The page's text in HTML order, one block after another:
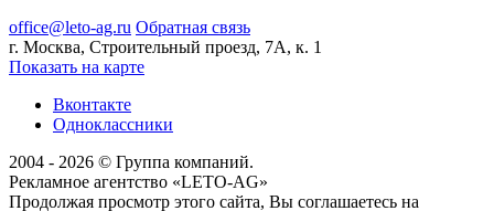
office@leto-ag.ru Обратная связь
г. Москва, Строительный проезд, 7А, к. 1
Показать на карте
Вконтакте
Одноклассники
2004 - 2026 © Группа компаний.
Рекламное агентство «LETO-AG»
Продолжая просмотр этого сайта, Вы соглашаетесь на